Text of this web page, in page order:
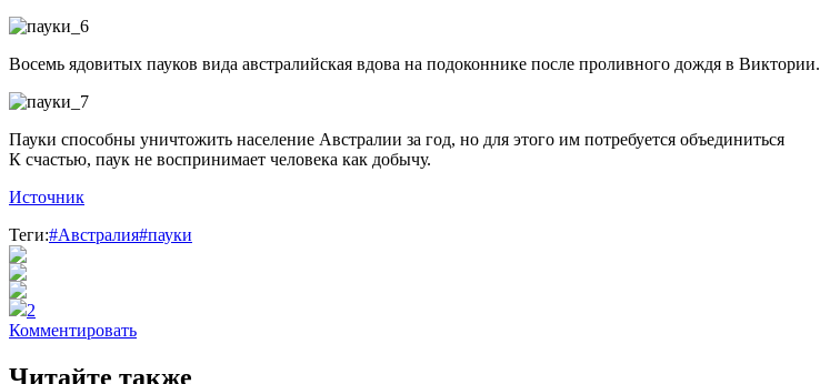
Восемь ядовитых пауков вида австралийская вдова на подоконнике после проливного дождя в Виктории.
Пауки способны уничтожить население Австралии за год, но для этого им потребуется объединиться
К счастью, паук не воспринимает человека как добычу.
Источник
Теги:#Австралия#пауки
2
Комментировать
Читайте также